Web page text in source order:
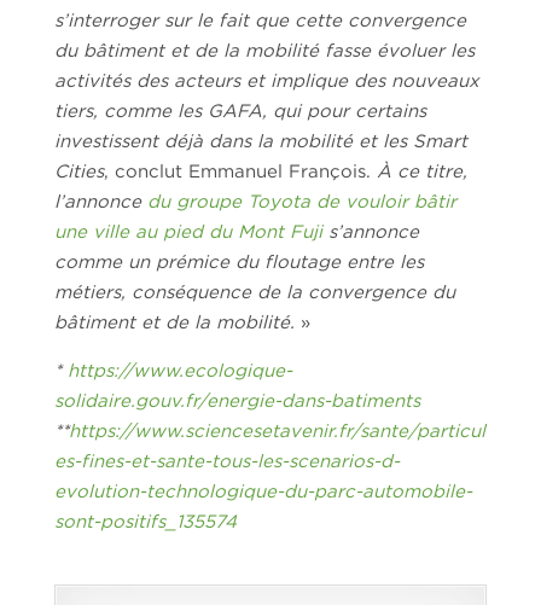
s’interroger sur le fait que cette convergence
du bâtiment et de la mobilité fasse évoluer les
activités des acteurs et implique des nouveaux
tiers, comme les GAFA, qui pour certains
investissent déjà dans la mobilité et les Smart
Cities, conclut Emmanuel François.
À ce titre,
l’annonce du groupe Toyota de vouloir bâtir
une ville au pied du Mont Fujis’annonce
comme un prémice du floutage entre les
métiers, conséquence de la convergence du
bâtiment et de la mobilité. »
* https://www.ecologique-
solidaire.gouv.fr/energie-dans-batiments
**https://www.sciencesetavenir.fr/sante/particul
es-fines-et-sante-tous-les-scenarios-d-
evolution-technologique-du-parc-automobile-
sont-positifs_135574